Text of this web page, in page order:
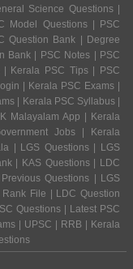
Science Questions |
Model Questions | PSC
Question Bank | Degree
Bank | PSC Notes | PSC
| Kerala PSC Tips | PSC
| Kerala PSC Exams |
| Kerala PSC Syllabus |
Malayalam App | Kerala
Jobs | Kerala
| LGS Questions | LGS
| KAS Questions | LDC
Questions | LGS
File | LDC Question
Questions | Latest PSC
| UPSC | RRB | Kerala